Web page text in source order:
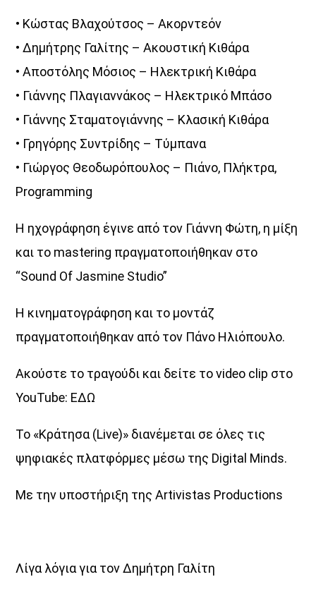
• Κώστας Βλαχούτσος – Ακορντεόν
• Δημήτρης Γαλίτης – Ακουστική Κιθάρα
• Αποστόλης Μόσιος – Ηλεκτρική Κιθάρα
• Γιάννης Πλαγιαννάκος – Ηλεκτρικό Μπάσο
• Γιάννης Σταματογιάννης – Κλασική Κιθάρα
• Γρηγόρης Συντρίδης – Τύμπανα
• Γιώργος Θεοδωρόπουλος – Πιάνο, Πλήκτρα,
Programming
Η ηχογράφηση έγινε από τον Γιάννη Φώτη, η μίξη
και το mastering πραγματοποιήθηκαν στο
“Sound Of Jasmine Studio”
Η κινηματογράφηση και το μοντάζ
πραγματοποιήθηκαν από τον Πάνο Ηλιόπουλο.
Ακούστε το τραγούδι και δείτε το video clip στο
YouTube: ΕΔΩ
Το «Κράτησα (Live)» διανέμεται σε όλες τις
ψηφιακές πλατφόρμες μέσω της Digital Minds.
Με την υποστήριξη της Artivistas Productions
Λίγα λόγια για τον Δημήτρη Γαλίτη